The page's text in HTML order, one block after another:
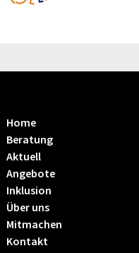
Home
Beratung
Aktuell
Angebote
Inklusion
Über uns
Mitmachen
Kontakt